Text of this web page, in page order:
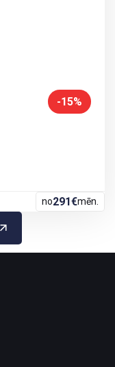
-15%
no291€mēn.